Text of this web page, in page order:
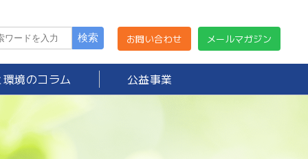
お問い合わせ メールマガジン
境のコラム 公益事業